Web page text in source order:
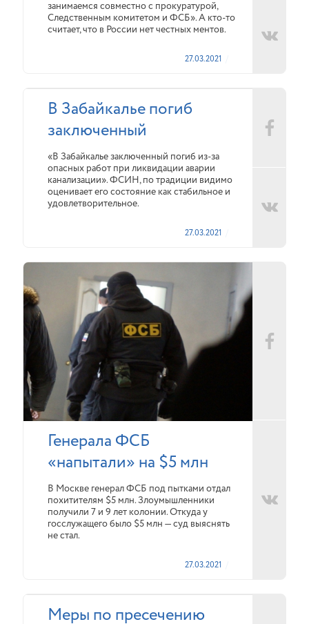
занимаемся совместно с прокуратурой,
Следственным комитетом и ФСБ». А кто-то
считает, что в России нет честных ментов.
27.03.2021
В Забайкалье погиб
заключенный
«В Забайкалье заключенный погиб из-за
опасных работ при ликвидации аварии
канализации». ФСИН, по традиции видимо
оценивает его состояние как стабильное и
удовлетворительное.
27.03.2021
Генерала ФСБ
«напытали» на $5 млн
В Москве генерал ФСБ под пытками отдал
похитителям $5 млн. Злоумышленники
получили 7 и 9 лет колонии. Откуда у
госслужащего было $5 млн — суд выяснять
не стал.
27.03.2021
Меры по пресечению